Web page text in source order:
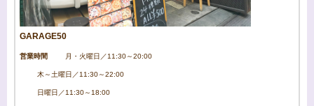
GARAGE50
営業時間 月・火曜日／11:30～20:00
木～土曜日／11:30～22:00
日曜日／11:30～18:00